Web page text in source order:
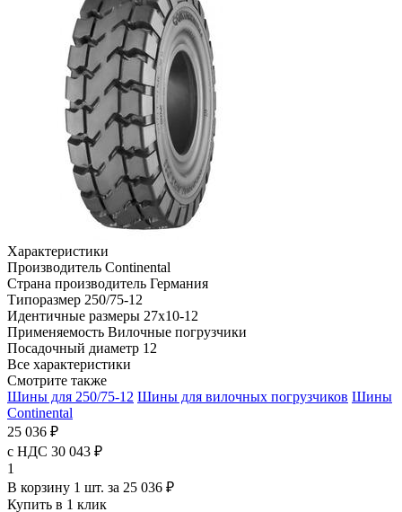
Характеристики
Производитель Continental
Страна производитель Германия
Типоразмер 250/75-12
Идентичные размеры 27x10-12
Применяемость Вилочные погрузчики
Посадочный диаметр 12
Все характеристики
Смотрите также
Шины для 250/75-12 Шины для вилочных погрузчиков Шины
Continental
25 036 ₽
с НДС 30 043 ₽
1
В корзину 1 шт. за 25 036 ₽
Купить в 1 клик